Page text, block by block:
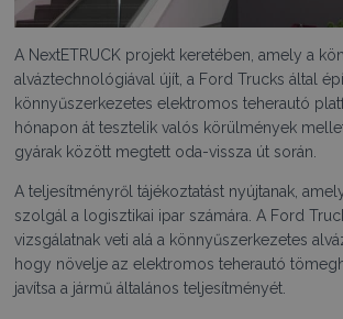
A NextETRUCK projekt keretében, amely a
alváztechnológiával újít, a Ford Trucks által
könnyűszerkezetes elektromos teherautó
hónapon át tesztelik valós körülmények
gyárak között megtett oda-vissza út során.
A teljesítményről tájékoztatást nyújtanak,
szolgál a logisztikai ipar számára. A Ford
vizsgálatnak veti alá a könnyűszerkezetes
hogy növelje az elektromos teherautó
javítsa a jármű általános teljesítményét.